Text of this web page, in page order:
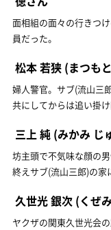
面相組の面々の行きつ
員だった。
松本 若狭 (まつも
婦人警官。サブ(流山三
共にしてからは追い掛け
三上 純 (みかみ じ
坊主頭で不気味な顔の
終えサブ(流山三郎)の家
久世光 銀次 (くぜ
ヤクザの関東久世光会